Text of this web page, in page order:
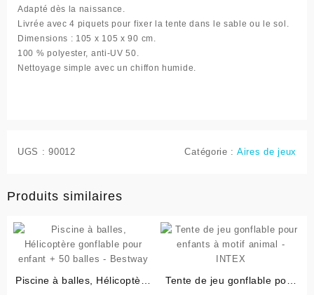
Adapté dès la naissance.
Livrée avec 4 piquets pour fixer la tente dans le sable ou le sol.
Dimensions : 105 x 105 x 90 cm.
100 % polyester, anti-UV 50.
Nettoyage simple avec un chiffon humide.
UGS :90012 Catégorie : Aires de jeux
Produits similaires
Piscine à balles, Hélicoptère
Tente de jeu gonflable pour